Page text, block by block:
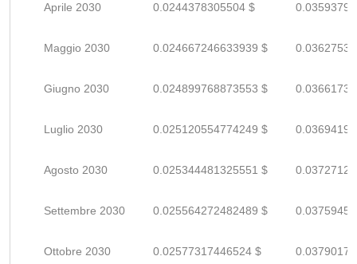
Aprile 2030 0.0244378305504 $
Maggio 2030 0.024667246633939 $
Giugno 2030 0.024899768873553 $
Luglio 2030 0.025120554774249 $
Agosto 2030 0.025344481325551 $
Settembre 2030 0.025564272482489 $
Ottobre 2030 0.02577317446524 $